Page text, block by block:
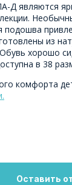
Д являются
подошва
из
хорошо
в 38
комфорта
Оставить